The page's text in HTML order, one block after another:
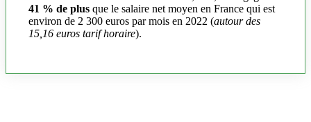
41 % de plus que le salaire net moyen en France qui est
environ de 2 300 euros par mois en 2022 (autour des
15,16 euros tarif horaire).